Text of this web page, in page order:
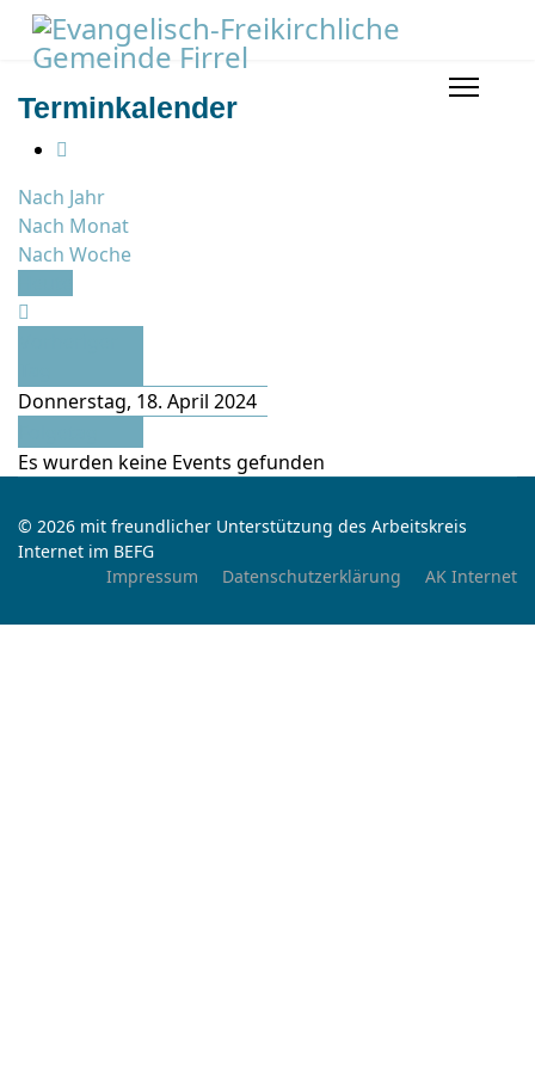
Terminkalender
Nach Jahr
Nach Monat
Nach Woche
Donnerstag, 18. April 2024
Es wurden keine Events gefunden
© 2026 mit freundlicher Unterstützung des Arbeitskreis
Internet im BEFG
Impressum
Datenschutzerklärung AK Internet